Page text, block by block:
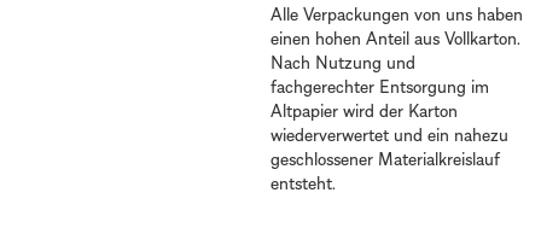
Alle Verpackungen von uns haben
einen hohen Anteil aus Vollkarton.
Nach Nutzung und
fachgerechter Entsorgung im
Altpapier wird der Karton
wiederverwertet und ein nahezu
geschlossener Materialkreislauf
entsteht.